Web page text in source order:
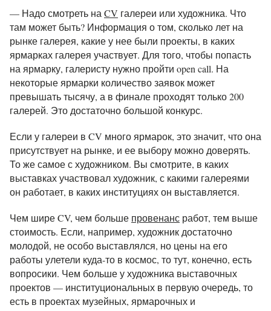
— Надо смотреть на CV галереи или художника. Что
там может быть? Информация о том, сколько лет на
рынке галерея, какие у нее были проекты, в каких
ярмарках галерея участвует. Для того, чтобы попасть
на ярмарку, галеристу нужно пройти open call. На
некоторые ярмарки количество заявок может
превышать тысячу, а в финале проходят только 200
галерей. Это достаточно большой конкурс.
Если у галереи в CV много ярмарок, это значит, что она
присутствует на рынке, и ее выбору можно доверять.
То же самое с художником. Вы смотрите, в каких
выставках участвовал художник, с какими галереями
он работает, в каких институциях он выставляется.
Чем шире CV, чем больше провенанс работ, тем выше
стоимость. Если, например, художник достаточно
молодой, не особо выставлялся, но цены на его
работы улетели куда-то в космос, то тут, конечно, есть
вопросики. Чем больше у художника выставочных
проектов — институциональных в первую очередь, то
есть в проектах музейных, ярмарочных и